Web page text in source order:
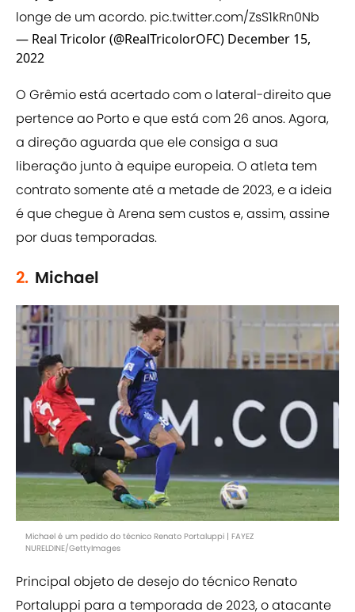
longe de um acordo. pic.twitter.com/ZsS1kRn0Nb
— Real Tricolor (@RealTricolorOFC) December 15,
2022
O Grêmio está acertado com o lateral-direito que
pertence ao Porto e que está com 26 anos. Agora,
a direção aguarda que ele consiga a sua
liberação junto à equipe europeia. O atleta tem
contrato somente até a metade de 2023, e a ideia
é que chegue à Arena sem custos e, assim, assine
por duas temporadas.
2. Michael
Michael é um pedido do técnico Renato Portaluppi | FAYEZ
NURELDINE/GettyImages
Principal objeto de desejo do técnico Renato
Portaluppi para a temporada de 2023, o atacante